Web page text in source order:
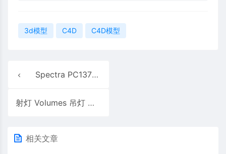
3d模型 C4D C4D模型
Spectra PC1372 台灯 | Brokis
射灯 Volumes 吊灯 组合 A | ANDlight
相关文章